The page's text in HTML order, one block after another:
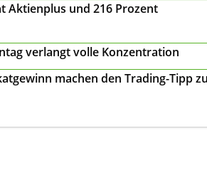
Aktienplus und 216 Prozent
verlangt volle Konzentration
machen den Trading-Tipp